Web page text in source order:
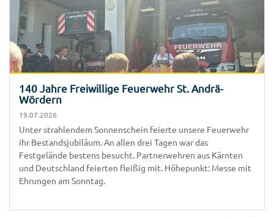
140 Jahre Freiwillige Feuerwehr St. Andrä-
Wördern
Unter strahlendem Sonnenschein feierte unsere Feuerwehr
ihr Bestandsjubiläum. An allen drei Tagen war das
Festgelände bestens besucht. Partnerwehren aus Kärnten
und Deutschland feierten fleißig mit. Höhepunkt: Messe mit
Ehrungen am Sonntag.
19.07.2026